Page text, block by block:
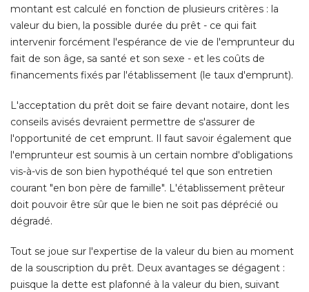
montant est calculé en fonction de plusieurs critères : la
valeur du bien, la possible durée du prêt - ce qui fait
intervenir forcément l'espérance de vie de l'emprunteur du
fait de son âge, sa santé et son sexe - et les coûts de
financements fixés par l'établissement (le taux d'emprunt).
L'acceptation du prêt doit se faire devant notaire, dont les
conseils avisés devraient permettre de s'assurer de
l'opportunité de cet emprunt. Il faut savoir également que
l'emprunteur est soumis à un certain nombre d'obligations
vis-à-vis de son bien hypothéqué tel que son entretien
courant "en bon père de famille". L'établissement prêteur
doit pouvoir être sûr que le bien ne soit pas déprécié ou
dégradé.
Tout se joue sur l'expertise de la valeur du bien au moment
de la souscription du prêt. Deux avantages se dégagent :
puisque la dette est plafonné à la valeur du bien, suivant